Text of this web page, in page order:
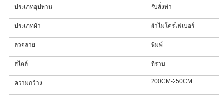
ประเภทอุปทาน รับสั่งทำ
ประเภทผ้า ผ้าไมโครไฟเบอร์
ลวดลาย พิมพ์
สไตล์ ที่ราบ
ความกว้าง 200CM-250CM